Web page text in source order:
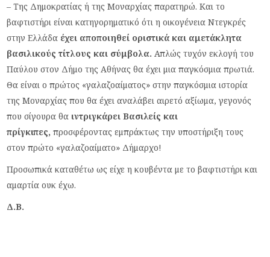
– Της Δημοκρατίας ή της Μοναρχίας παρατηρώ. Και το
βαφτιστήρι είναι κατηγορηματικό ότι η οικογένεια Ντεγκρές
στην Ελλάδα έχει αποποιηθεί οριστικά και αμετάκλητα
βασιλικούς τίτλους και σύμβολα. Απλώς τυχόν εκλογή του
Παύλου στον Δήμο της Αθήνας θα έχει μια παγκόσμια πρωτιά.
Θα είναι ο πρώτος «γαλαζοαίματος» στην παγκόσμια ιστορία
της Μοναρχίας που θα έχει αναλάβει αιρετό αξίωμα, γεγονός
που σίγουρα θα ιντριγκάρει Βασιλείς και
πρίγκιπες, προσφέροντας εμπράκτως την υποστήριξη τους
στον πρώτο «γαλαζοαίματο» Δήμαρχο!
Προσωπικά καταθέτω ως είχε η κουβέντα με το βαφτιστήρι και
αμαρτία ουκ έχω.
Δ.Β.